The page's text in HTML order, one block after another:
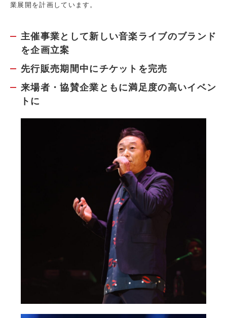
業展開を計画しています。
主催事業として新しい音楽ライブのブランド
を企画立案
先行販売期間中にチケットを完売
来場者・協賛企業ともに満足度の高いイベン
トに